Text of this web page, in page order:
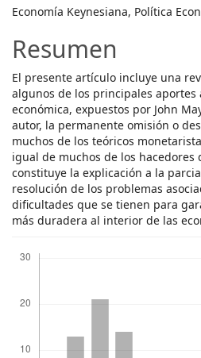
Economía Keynesiana, Política
Resumen
El presente artículo incluye una
algunos de los principales aportes
económica, expuestos por John
autor, la permanente omisión o
muchos de los teóricos
igual de muchos de los hacedores
constituye la explicación a la
resolución de los problemas
dificultades que se tienen para
más duradera al interior de las